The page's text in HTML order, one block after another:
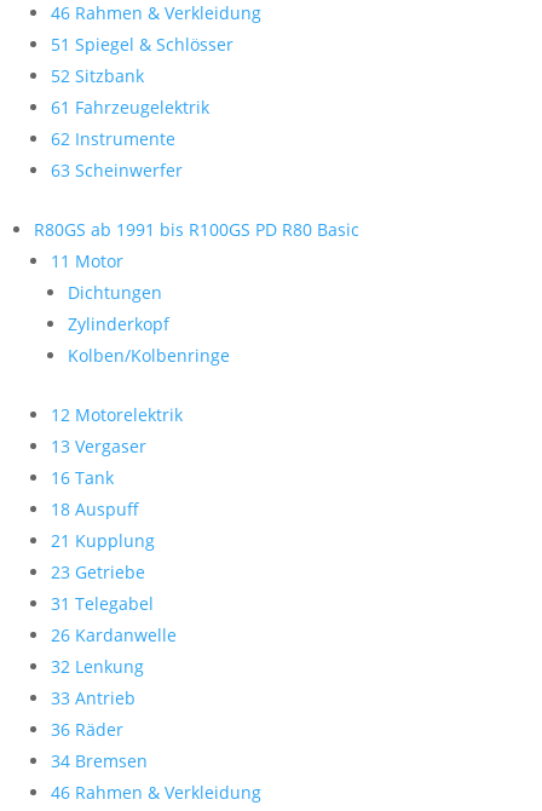
46 Rahmen & Verkleidung
51 Spiegel & Schlösser
52 Sitzbank
61 Fahrzeugelektrik
62 Instrumente
63 Scheinwerfer
R80GS ab 1991 bis R100GS PD R80 Basic
11 Motor
Dichtungen
Zylinderkopf
Kolben/Kolbenringe
12 Motorelektrik
13 Vergaser
16 Tank
18 Auspuff
21 Kupplung
23 Getriebe
31 Telegabel
26 Kardanwelle
32 Lenkung
33 Antrieb
36 Räder
34 Bremsen
46 Rahmen & Verkleidung